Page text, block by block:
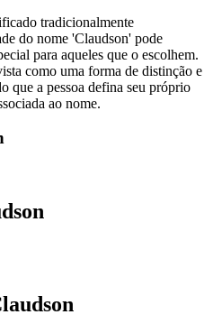
tradicionalmente
do nome 'Claudson' pode
para aqueles que o escolhem.
como uma forma de distinção e
que a pessoa defina seu próprio
ao nome.